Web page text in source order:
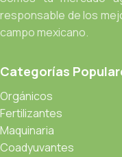
responsable de los
campo mexicano.
Categorías
Orgánicos
Fertilizantes
Maquinaria
Coadyuvantes